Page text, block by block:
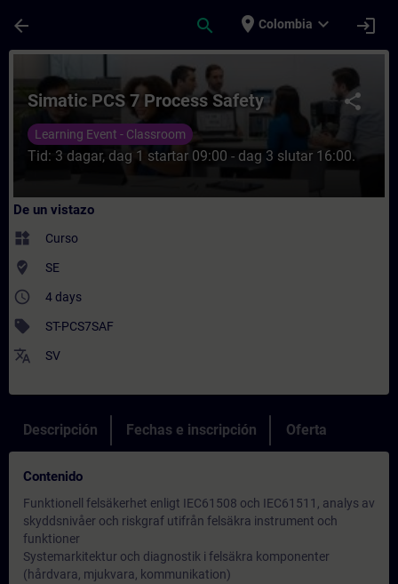
arrow_back search place Colombia expand_more login
Curso - Simatic PCS 7 Process Safety -
share
Simatic PCS 7 Process Safety
Learning Event - Classroom
Tid: 3 dagar, dag 1 startar 09:00 - dag 3 slutar 16:00.
De un vistazo
widgets Curso
where_to_vote SE
access_time 4 days
sell ST-PCS7SAF
translate SV
Descripción Fechas e inscripción Oferta
Contenido
Funktionell felsäkerhet enligt IEC61508 och IEC61511, analys av
skyddsnivåer och riskgraf utifrån felsäkra instrument och
funktioner
Systemarkitektur och diagnostik i felsäkra komponenter
(hårdvara, mjukvara, kommunikation)